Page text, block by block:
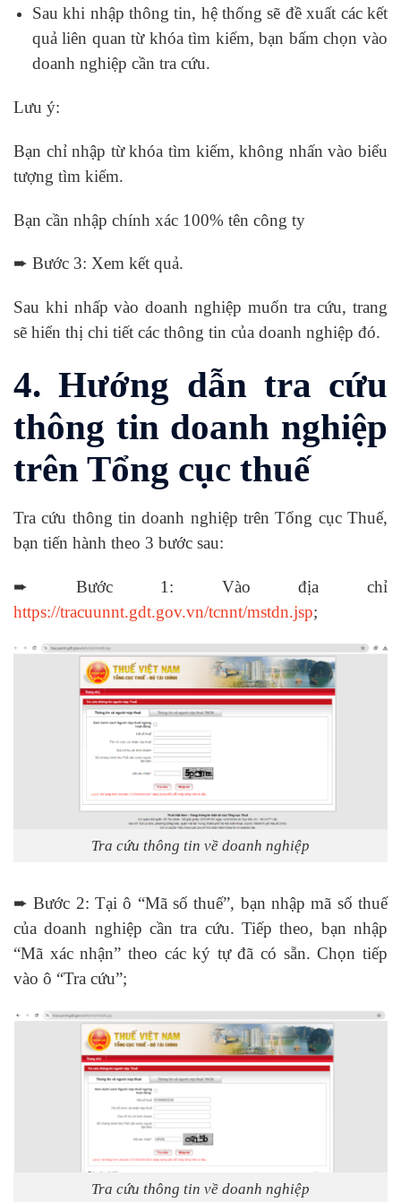
Sau khi nhập thông tin, hệ thống sẽ đề xuất các kết
quả liên quan từ khóa tìm kiếm, bạn bấm chọn vào
doanh nghiệp cần tra cứu.
Lưu ý:
Bạn chỉ nhập từ khóa tìm kiếm, không nhấn vào biểu
tượng tìm kiếm.
Bạn cần nhập chính xác 100% tên công ty
➨ Bước 3: Xem kết quả.
Sau khi nhấp vào doanh nghiệp muốn tra cứu, trang
sẽ hiển thị chi tiết các thông tin của doanh nghiệp đó.
4. Hướng dẫn tra cứu
thông tin doanh nghiệp
trên Tổng cục thuế
Tra cứu thông tin doanh nghiệp trên Tổng cục Thuế,
bạn tiến hành theo 3 bước sau:
➨ Bước 1: Vào địa chỉ
https://tracuunnt.gdt.gov.vn/tcnnt/mstdn.jsp;
Tra cứu thông tin về doanh nghiệp
➨ Bước 2: Tại ô “Mã số thuế”, bạn nhập mã số thuế
của doanh nghiệp cần tra cứu. Tiếp theo, bạn nhập
“Mã xác nhận” theo các ký tự đã có sẵn. Chọn tiếp
vào ô “Tra cứu”;
Tra cứu thông tin về doanh nghiệp